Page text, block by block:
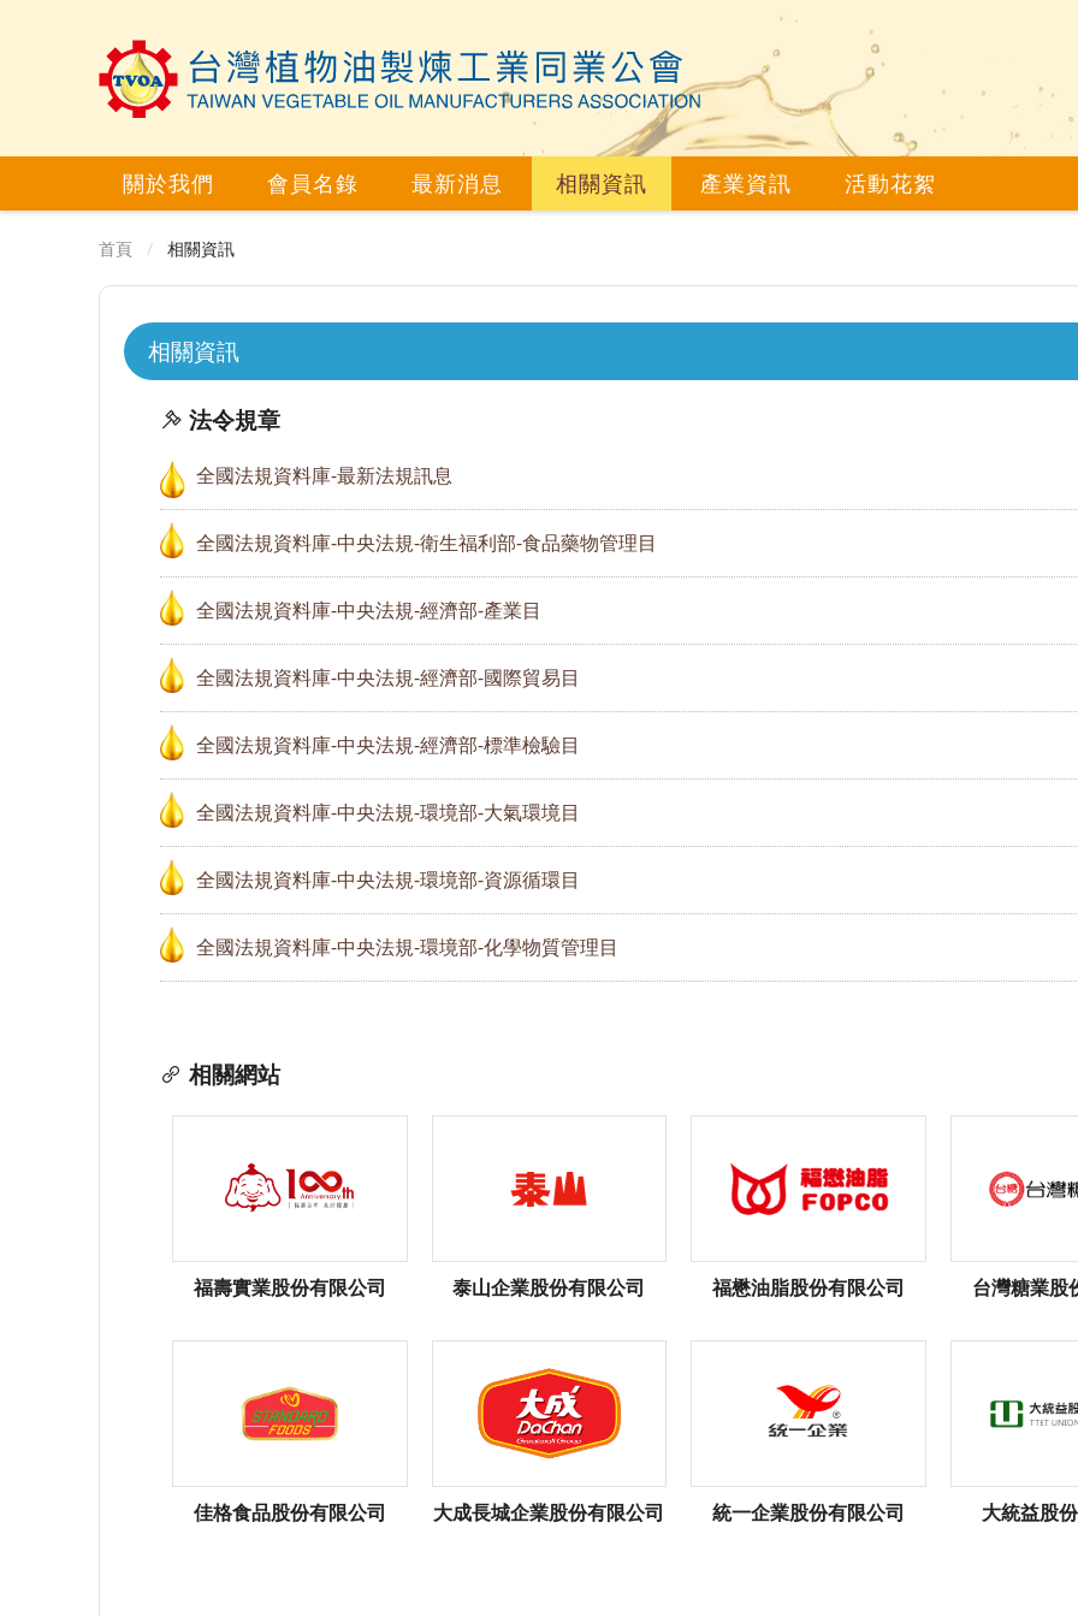
關於我們 會員名錄 最新消息 相關資訊 產業資訊 活動花絮
首頁 相關資訊
相關資訊
法令規章
全國法規資料庫-最新法規訊息
全國法規資料庫-中央法規-衛生福利部-食品藥物管理目
全國法規資料庫-中央法規-經濟部-產業目
全國法規資料庫-中央法規-經濟部-國際貿易目
全國法規資料庫-中央法規-經濟部-標準檢驗目
全國法規資料庫-中央法規-環境部-大氣環境目
全國法規資料庫-中央法規-環境部-資源循環目
全國法規資料庫-中央法規-環境部-化學物質管理目
相關網站
福壽實業股份有限公司 泰山企業股份有限公司 福懋油脂股份有限公司 台灣糖業股
佳格食品股份有限公司 大成長城企業股份有限公司 統一企業股份有限公司 大統益股